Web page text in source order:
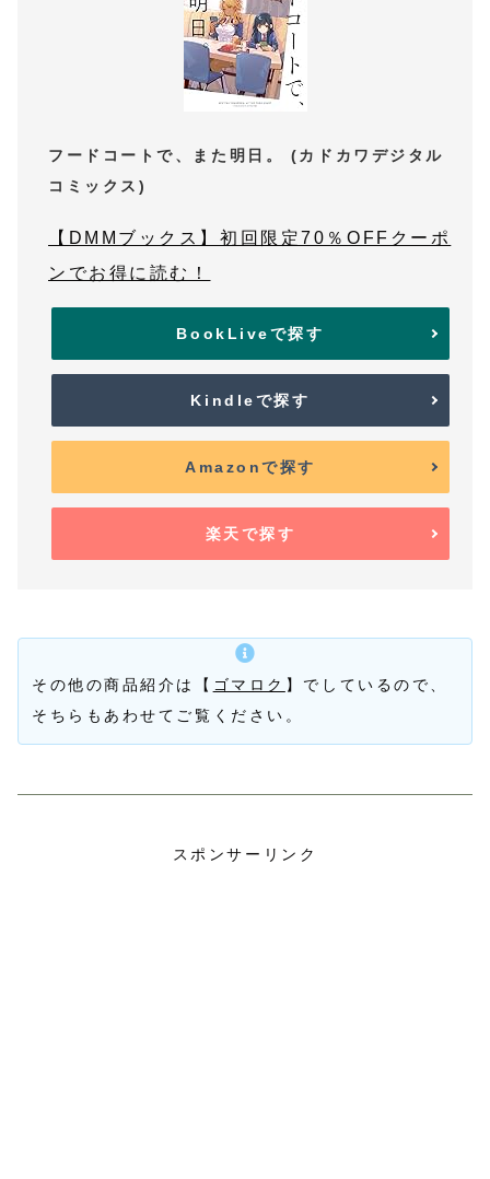
フードコートで、また明日。 (カドカワデジタル
コミックス)
【DMMブックス】初回限定70％OFFクーポ
ンでお得に読む！
BookLiveで探す
Kindleで探す
Amazonで探す
楽天で探す
その他の商品紹介は【 ゴマロク 】でしているので、
そちらもあわせてご覧ください。
スポンサーリンク